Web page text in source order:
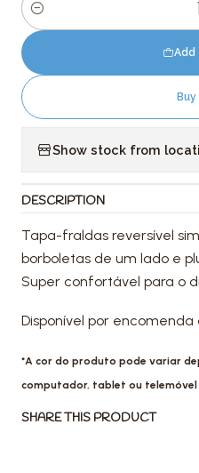
Quantity
Add
Show stock from
DESCRIPTION
Tapa-fraldas reversível
borboletas de um lado e
Super confortável para o
Disponível por encomenda
*A cor do produto pode variar
computador, tablet ou telemóvel
SHARE THIS PRODUCT